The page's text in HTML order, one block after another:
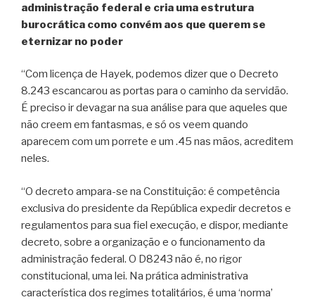
administração federal e cria uma estrutura
burocrática como convém aos que querem se
eternizar no poder
“Com licença de Hayek, podemos dizer que o Decreto
8.243 escancarou as portas para o caminho da servidão.
É preciso ir devagar na sua análise para que aqueles que
não creem em fantasmas, e só os veem quando
aparecem com um porrete e um .45 nas mãos, acreditem
neles.
“O decreto ampara-se na Constituição: é competência
exclusiva do presidente da República expedir decretos e
regulamentos para sua fiel execução, e dispor, mediante
decreto, sobre a organização e o funcionamento da
administração federal. O D8243 não é, no rigor
constitucional, uma lei. Na prática administrativa
característica dos regimes totalitários, é uma ‘norma’